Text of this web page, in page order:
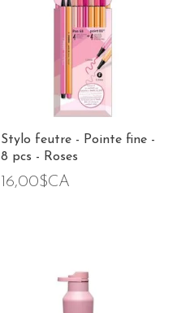
Stylo feutre - Pointe fine -
8 pcs - Roses
16,00$CA